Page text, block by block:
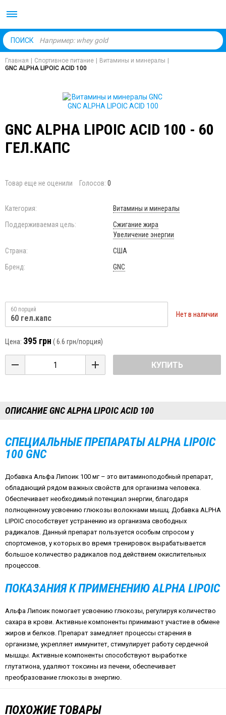
ПОИСК
Главная Спортивное питание Витамины и минералы
GNC ALPHA LIPOIC ACID 100
GNC ALPHA LIPOIC ACID 100 - 60
ГЕЛ.КАПС
Товар еще не оценили Голосов: 0
Категория:
Витамины и минералы
Поддерживаемая цель:
Сжигание жира
Увеличение энергии
Страна:
США
Бренд:
GNC
60 порций
60 гел.капс Нет в наличии
Цена: 395 грн (6.6 грн/порция)
КУПИТЬ
ОПИСАНИЕ GNC ALPHA LIPOIC ACID 100
СПЕЦИАЛЬНЫЕ ПРЕПАРАТЫALPHA LIPOIC
100 GNC
Добавка Альфа Липоик 100 мг – это витаминоподобный препарат,
обладающий рядом важных свойств для организма человека.
Обеспечивает необходимый потенциал энергии, благодаря
полноценному усвоению глюкозы волокнами мышц. Добавка ALPHA
LIPOIC способствует устранению из организма свободных
радикалов. Данный препарат пользуется особым спросом у
спортсменов, у которых во время тренировок вырабатывается
большое количество радикалов под действием окислительных
процессов.
ПОКАЗАНИЯ К ПРИМЕНЕНИЮALPHA LIPOIC
Альфа Липоик помогает усвоению глюкозы, регулируя количество
сахара в крови. Активные компоненты принимают участие в обмене
жиров и белков. Препарат замедляет процессы старения в
организме, укрепляет иммунитет, стимулирует работу сердечной
мышцы. Активные компоненты способствуют выработке
глутатиона, удаляют токсины из печени, обеспечивает
преобразование глюкозы в энергию.
ПОХОЖИЕ ТОВАРЫ